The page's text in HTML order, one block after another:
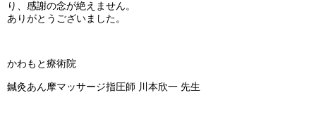
り、感謝の念が絶えません。
ありがとうございました。
かわもと療術院
鍼灸あん摩マッサージ指圧師 川本欣一 先生